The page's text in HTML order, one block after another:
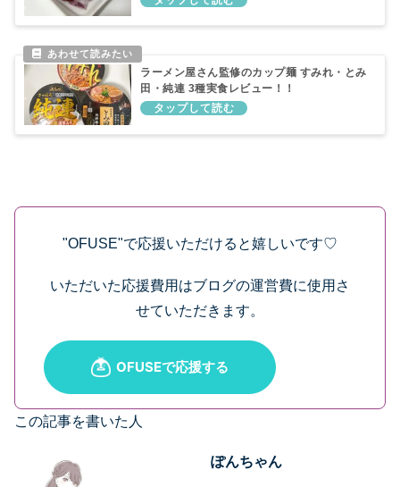
ラーメン屋さん監修のカップ麺 すみれ・とみ
田・純連 3種実食レビュー！！
"OFUSE"で応援いただけると嬉しいです♡
いただいた応援費用はブログの運営費に使用さ
せていただきます。
この記事を書いた人
ぽんちゃん